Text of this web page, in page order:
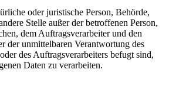
oder juristische Person, Behörde,
Stelle außer der betroffenen Person,
dem Auftragsverarbeiter und den
der unmittelbaren Verantwortung des
des Auftragsverarbeiters befugt sind,
Daten zu verarbeiten.